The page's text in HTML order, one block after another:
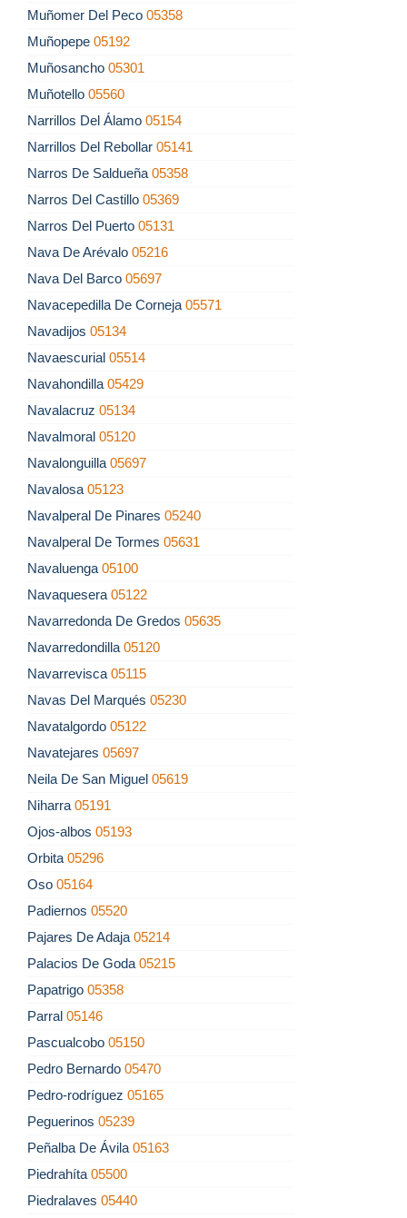
Muñomer Del Peco 05358
Muñopepe 05192
Muñosancho 05301
Muñotello 05560
Narrillos Del Álamo 05154
Narrillos Del Rebollar 05141
Narros De Saldueña 05358
Narros Del Castillo 05369
Narros Del Puerto 05131
Nava De Arévalo 05216
Nava Del Barco 05697
Navacepedilla De Corneja 05571
Navadijos 05134
Navaescurial 05514
Navahondilla 05429
Navalacruz 05134
Navalmoral 05120
Navalonguilla 05697
Navalosa 05123
Navalperal De Pinares 05240
Navalperal De Tormes 05631
Navaluenga 05100
Navaquesera 05122
Navarredonda De Gredos 05635
Navarredondilla 05120
Navarrevisca 05115
Navas Del Marqués 05230
Navatalgordo 05122
Navatejares 05697
Neila De San Miguel 05619
Niharra 05191
Ojos-albos 05193
Orbita 05296
Oso 05164
Padiernos 05520
Pajares De Adaja 05214
Palacios De Goda 05215
Papatrigo 05358
Parral 05146
Pascualcobo 05150
Pedro Bernardo 05470
Pedro-rodríguez 05165
Peguerinos 05239
Peñalba De Ávila 05163
Piedrahíta 05500
Piedralaves 05440